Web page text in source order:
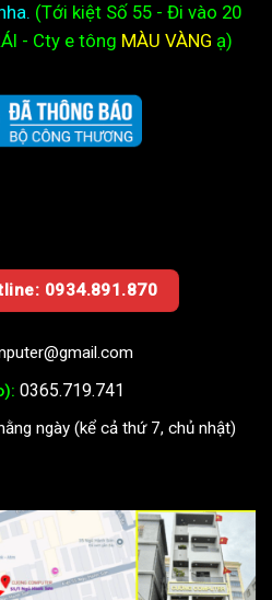
(Tới kiệtSố 55 - Đi vào 20
- Cty e tông MÀU VÀNG ạ)
0934.891.870
0365.719.741
ngày (kể cả thứ 7, chủ nhật)